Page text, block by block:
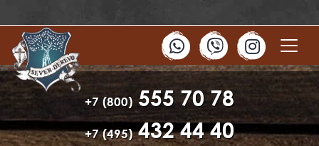
+7 (800) 555 70 78
+7 (495)432 44 40